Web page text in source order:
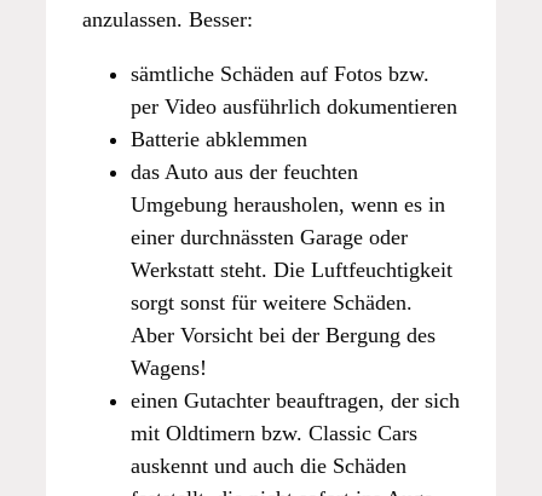
anzulassen. Besser:
sämtliche Schäden auf Fotos bzw.
per Video ausführlich dokumentieren
Batterie abklemmen
das Auto aus der feuchten
Umgebung herausholen, wenn es in
einer durchnässten Garage oder
Werkstatt steht. Die Luftfeuchtigkeit
sorgt sonst für weitere Schäden.
Aber Vorsicht bei der Bergung des
Wagens!
einen Gutachter beauftragen, der sich
mit Oldtimern bzw. Classic Cars
auskennt und auch die Schäden